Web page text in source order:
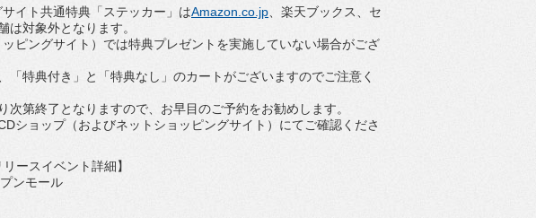
イト共通特典「 ステッカー」はAmazon.co.jp 、楽天ブックス、 セ
は対象外となります。
ピングサイト） では特典プレゼントを実施していない場合がござ
「特典付き」と「特典なし」のカートがございますのでご注意く
次第終了となりますので、 お早目のご予約をお勧めします。
ショップ（およびネットショッピングサイト）にてご確認くださ
ースイベント詳細】
ンモール